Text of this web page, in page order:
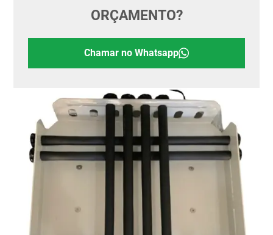
ORÇAMENTO?
Chamar no Whatsapp